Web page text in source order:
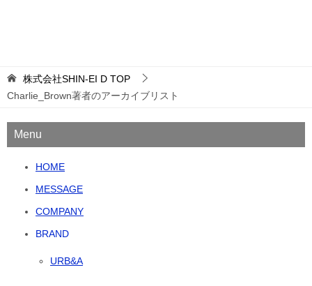
株式会社SHIN-EI D TOP
Charlie_Brown著者のアーカイブリスト
Menu
HOME
MESSAGE
COMPANY
BRAND
URB&A